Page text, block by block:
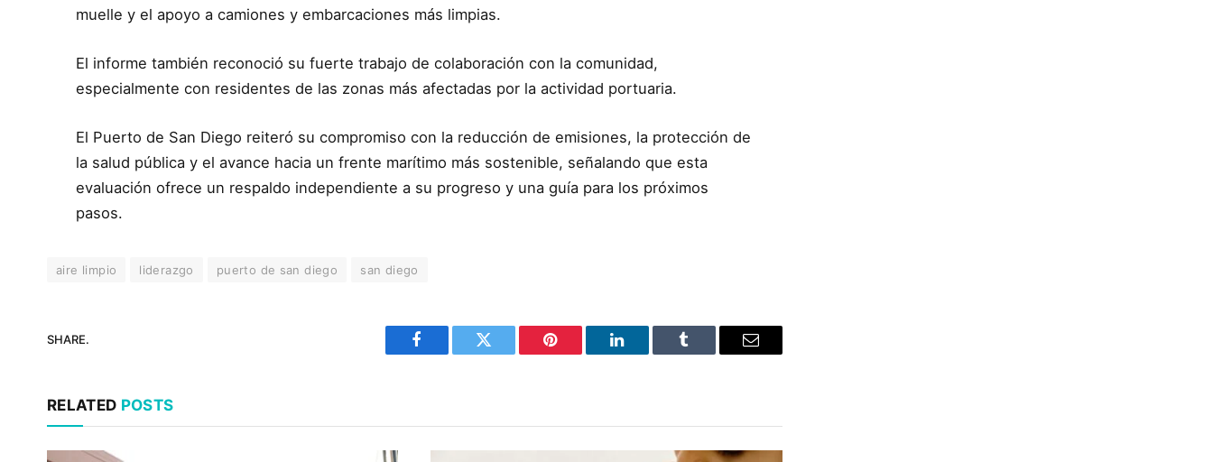
muelle y el apoyo a camiones y embarcaciones más limpias.
El informe también reconoció su fuerte trabajo de colaboración con la comunidad,
especialmente con residentes de las zonas más afectadas por la actividad portuaria.
El Puerto de San Diego reiteró su compromiso con la reducción de emisiones, la protección de
la salud pública y el avance hacia un frente marítimo más sostenible, señalando que esta
evaluación ofrece un respaldo independiente a su progreso y una guía para los próximos
pasos.
aire limpio liderazgo puerto de san diego san diego
SHARE.
Facebook Twitter Pinterest LinkedIn Tumblr Email
RELATED POSTS